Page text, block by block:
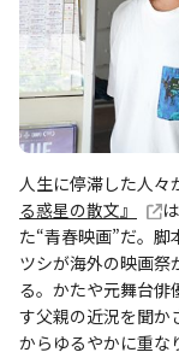
人生に停滞した人々
る惑星の散文』
た“青春映画”だ。
ツシが海外の映画祭
る。かたや元舞台俳
す父親の近況を聞か
からゆるやかに重な